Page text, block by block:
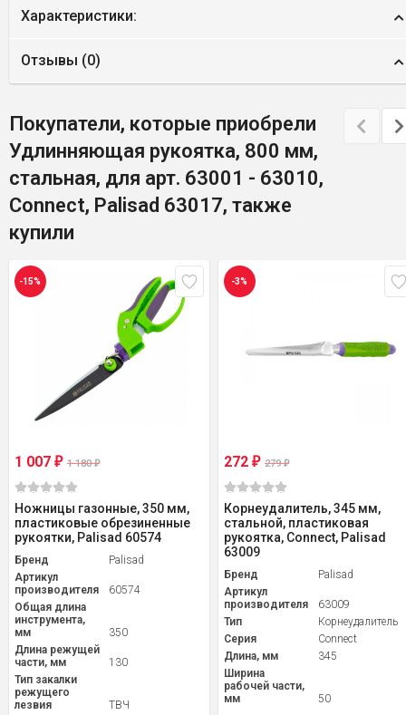
Характеристики:
Отзывы (0)
Покупатели, которые приобрели
Удлинняющая рукоятка, 800 мм,
стальная, для арт. 63001 - 63010,
Connect, Palisad 63017, также
купили
-15%
1 007 ₽ 1 180₽
Ножницы газонные, 350 мм,
пластиковые обрезиненные
рукоятки, Palisad 60574
Бренд
Palisad
Артикул
производителя
60574
Общая длина
инструмента,
мм
350
Длина режущей
части, мм
130
Тип закалки
режущего
лезвия
ТВЧ
-3%
272 ₽ 279₽
Корнеудалитель, 345 мм,
стальной, пластиковая
рукоятка, Connect, Palisad
63009
Бренд
Palisad
Артикул
производителя
63009
Тип
Корнеудалитель
Серия
Connect
Длина, мм
345
Ширина
рабочей части,
мм
50